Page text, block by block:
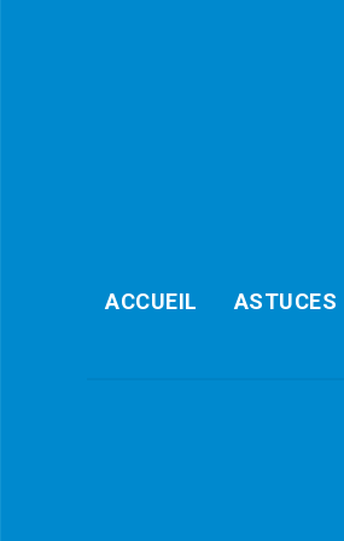
ACCUEIL ASTUCES